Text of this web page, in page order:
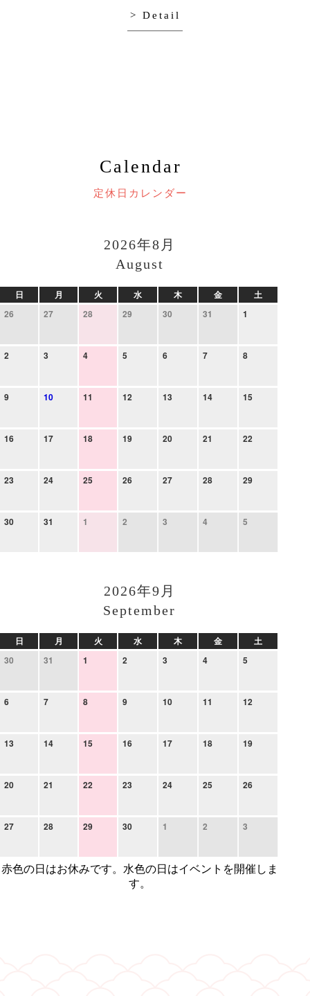
> Detail
Calendar
定休日カレンダー
2026年8月
August
日 月 火 水 木 金
土
26
27 28 29 30 31 1
2 3 4 5 6 7 8
9 10 11 12 13 14 15
16 17 18 19 20 21 22
23 24 25 26 27 28 29
30 31 1 2 3 4 5
2026年9月
September
日 月 火 水 木 金
土
30
31 1 2 3 4 5
6 7 8 9 10 11 12
13 14 15 16 17 18 19
20 21 22 23 24 25 26
27 28 29 30 1 2 3
赤色の日はお休みです。水色の日はイベントを開催しま
す。